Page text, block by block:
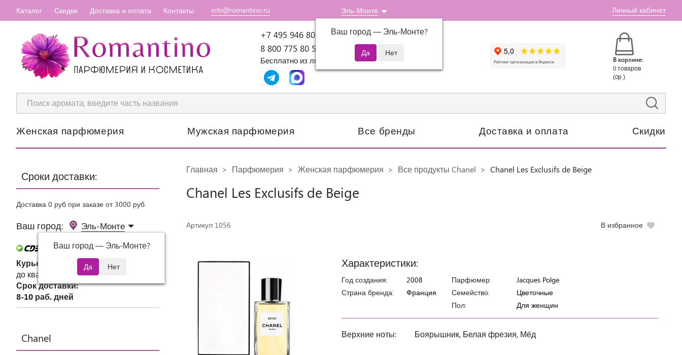
Каталог Скидки Доставка и оплата Контакты info@romantino.ru Эль-Монте
Ваш город — Эль-Монте?
Личный кабинет
+7 495 946 80 07 Пн-Пт: 10:00-18:00
8 800 775 80 51
Бесплатно из любого региона России
В корзине:
0 товаров
(0р.)
Женская парфюмерия Мужская парфюмерия Все бренды Доставка и оплата Скидки
Сроки доставки:
Доставка 0 руб при заказе от 3000 руб.
Ваш город: Эль-Монте
Ваш город — Эль-Монте?
Курьер СДЭК
до квартиры или офиса
Срок доставки:
8-10 раб. дней
Chanel
Главная Парфюмерия Женская парфюмерия Все продукты Chanel Chanel Les Exclusifs de Beige
Chanel Les Exclusifs de Beige
Артикул 1056 В избранное
Характеристики:
Год создания:
2008
Страна бренда:
Франция
Парфюмер:
Jacques Polge
Семейство:
Цветочные
Пол:
Для женщин
Верхние ноты: Боярышник, Белая фрезия, Мёд